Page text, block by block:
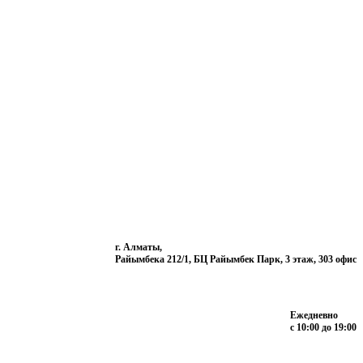
г. Алматы,
Райымбека 212/1, БЦ Райымбек Парк, 3 этаж, 303 офис
Ежедневно
с 10:00 до 19:00